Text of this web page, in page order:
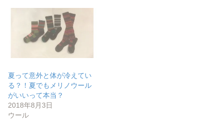
夏って意外と体が冷えてい
る？！夏でもメリノウール
がいいって本当？
2018年8月3日
ウール